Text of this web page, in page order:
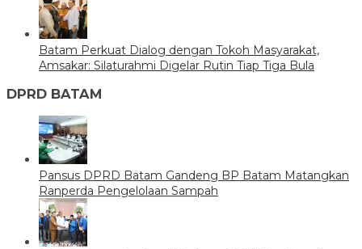
Batam Perkuat Dialog dengan Tokoh Masyarakat,
Amsakar: Silaturahmi Digelar Rutin Tiap Tiga Bula
DPRD BATAM
Pansus DPRD Batam Gandeng BP Batam Matangkan
Ranperda Pengelolaan Sampah